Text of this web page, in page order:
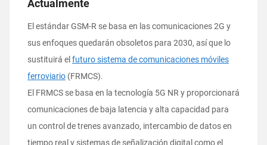
Actualmente
El estándar GSM-R se basa en las comunicaciones 2G y
sus enfoques quedarán obsoletos para 2030, así que lo
sustituirá el futuro sistema de comunicaciones móviles
ferroviario (FRMCS).
El FRMCS se basa en la tecnología 5G NR y proporcionará
comunicaciones de baja latencia y alta capacidad para
un control de trenes avanzado, intercambio de datos en
tiempo real y sistemas de señalización digital como el